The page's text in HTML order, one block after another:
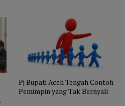
Pj Bupati Aceh Tengah Contoh
Pemimpin yang Tak Bernyali